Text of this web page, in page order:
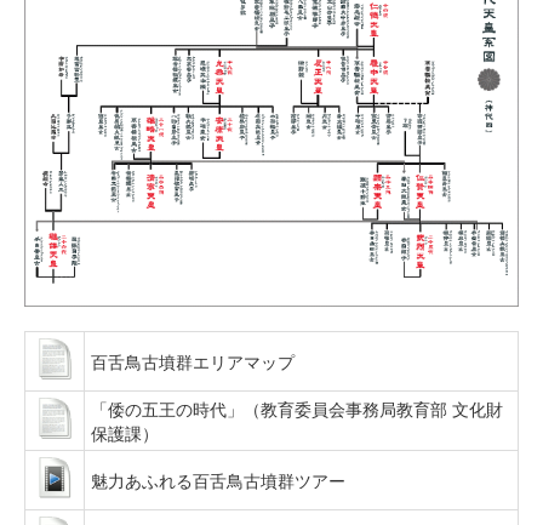
百舌鳥古墳群エリアマップ
「倭の五王の時代」（教育委員会事務局教育部 文化財
保護課）
魅力あふれる百舌鳥古墳群ツアー